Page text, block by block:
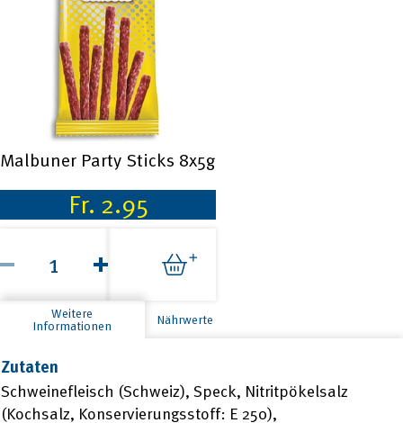
Malbuner Party Sticks 8x5g
Fr. 2.95
Sticks
Menge Weitere
Informationen Nährwerte
Zutaten
Schweinefleisch (Schweiz), Speck, Nitritpökelsalz
(Kochsalz, Konservierungsstoff: E 250),